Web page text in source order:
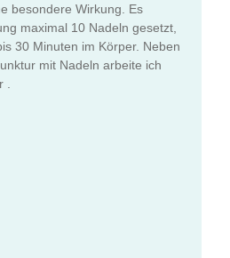
besondere Wirkung. Es
maximal 10 Nadeln gesetzt,
30 Minuten im Körper. Neben
mit Nadeln arbeite ich
.